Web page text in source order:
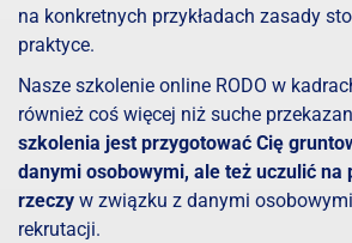
na konkretnych przykładach zasady
praktyce.
Nasze szkolenie online RODO w
również coś więcej niż suche
szkolenia jest przygotować Cię
danymi osobowymi, ale też uczulić na
rzeczy w związku z danymi
rekrutacji.